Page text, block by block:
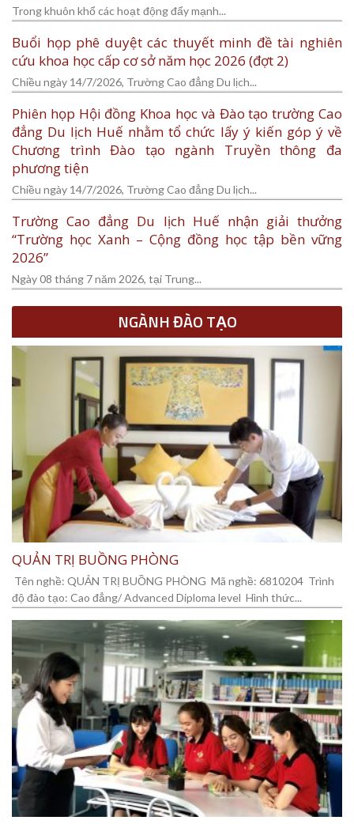
Trong khuôn khổ các hoạt động đẩy mạnh...
Buổi họp phê duyệt các thuyết minh đề tài nghiên
cứu khoa học cấp cơ sở năm học 2026 (đợt 2)
Chiều ngày 14/7/2026, Trường Cao đẳng Du lịch...
Phiên họp Hội đồng Khoa học và Đào tạo trường Cao
đẳng Du lịch Huế nhằm tổ chức lấy ý kiến góp ý về
Chương trình Đào tạo ngành Truyền thông đa
phương tiện
Chiều ngày 14/7/2026, Trường Cao đẳng Du lịch...
Trường Cao đẳng Du lịch Huế nhận giải thưởng
“Trường học Xanh – Cộng đồng học tập bền vững
2026”
Ngày 08 tháng 7 năm 2026, tại Trung...
NGÀNH ĐÀO TẠO
QUẢN TRỊ BUỒNG PHÒNG
Tên nghề: QUẢN TRỊ BUỒNG PHÒNG Mã nghề: 6810204 Trình
độ đào tạo: Cao đẳng/ Advanced Diploma level Hình thức...